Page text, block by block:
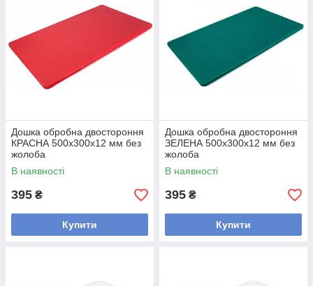
Дошка обробна двостороння
КРАСНА 500х300х12 мм без
жолоба
В наявності
395 ₴
Купити
Дошка обробна двостороння
ЗЕЛЕНА 500х300х12 мм без
жолоба
В наявності
395 ₴
Купити